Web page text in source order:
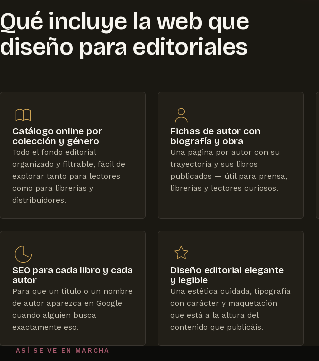
Qué incluye la web que
diseño para editoriales
Catálogo online por
colección y género
Todo el fondo editorial
organizado y filtrable, fácil de
explorar tanto para lectores
como para librerías y
distribuidores.
Fichas de autor con
biografía y obra
Una página por autor con su
trayectoria y sus libros
publicados — útil para prensa,
librerías y lectores curiosos.
SEO para cada libro y cada
autor
Para que un título o un nombre
de autor aparezca en Google
cuando alguien busca
exactamente eso.
Diseño editorial elegante
y legible
Una estética cuidada, tipografía
con carácter y maquetación
que está a la altura del
contenido que publicáis.
ASÍ SE VE EN MARCHA